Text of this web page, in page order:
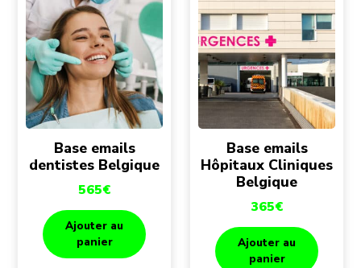
Base emails
dentistes Belgique
565€
Ajouter au
panier
Base emails
Hôpitaux Cliniques
Belgique
365€
Ajouter au
panier